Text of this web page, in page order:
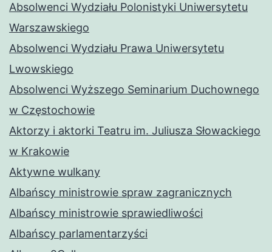
Absolwenci Wydziału Polonistyki Uniwersytetu
Warszawskiego
Absolwenci Wydziału Prawa Uniwersytetu
Lwowskiego
Absolwenci Wyższego Seminarium Duchownego
w Częstochowie
Aktorzy i aktorki Teatru im. Juliusza Słowackiego
w Krakowie
Aktywne wulkany
Albańscy ministrowie spraw zagranicznych
Albańscy ministrowie sprawiedliwości
Albańscy parlamentarzyści